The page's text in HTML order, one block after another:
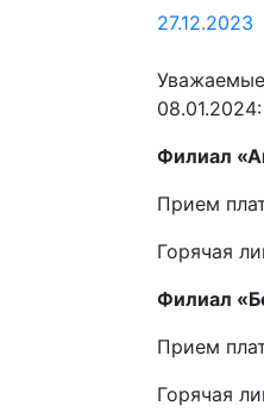
27.12.2023
08.01.2024:
Филиал
Прием
Горячая
Филиал
Прием
Горячая